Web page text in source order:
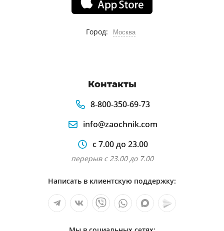
Город: Москва
Контакты
8-800-350-69-73
info@zaochnik.com
с 7.00 до 23.00
перерыв с 23.00 до 7.00
Написать в клиентскую поддержку: